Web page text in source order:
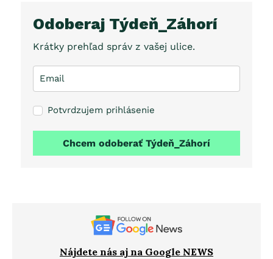
Odoberaj Týdeň_Záhorí
Krátky prehľad správ z vašej ulice.
Potvrdzujem prihlásenie
Chcem odoberať Týdeň_Záhorí
Nájdete nás aj na Google NEWS